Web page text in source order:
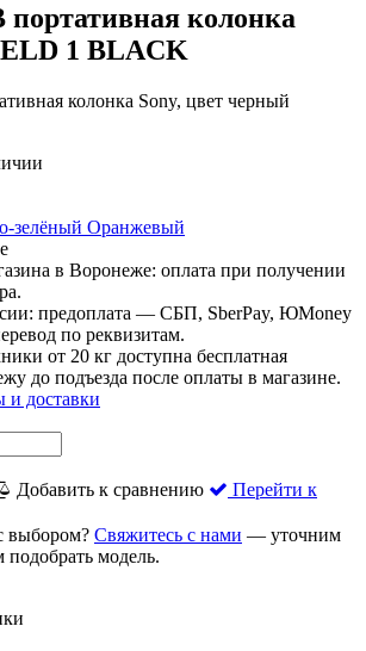
портативная колонка
1 BLACK
колонка Sony, цвет черный
зелёный Оранжевый
в Воронеже: оплата при получении
предоплата — СБП, SberPay, ЮMoney
по реквизитам.
от 20 кг доступна бесплатная
до подъезда после оплаты в магазине.
и доставки
Добавить к сравнению
Перейти к
выбором? Свяжитесь с нами — уточним
модель.